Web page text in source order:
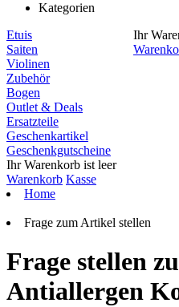
Kategorien
Ihr
Etuis
Saiten
Violinen
Zubehör
Bogen
Outlet & Deals
Ersatzteile
Geschenkartikel
Geschenkgutscheine
Ihr Warenkorb ist leer
Warenkorb Kasse
Home
Frage zum Artikel stellen
Frage stellen
Antiallergen